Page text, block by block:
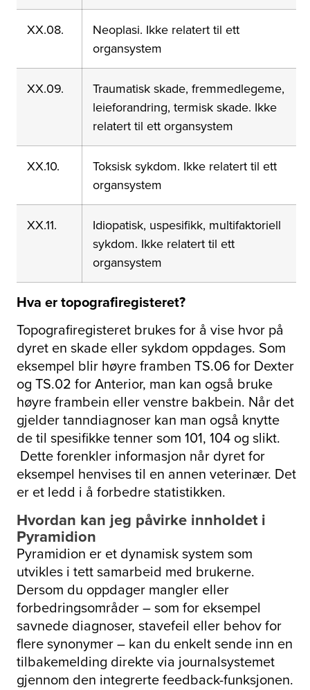
XX.08.
Neoplasi. Ikke relatert til ett
organsystem
XX.09.
Traumatisk skade, fremmedlegeme,
leieforandring, termisk skade. Ikke
relatert til ett organsystem
XX.10.
Toksisk sykdom. Ikke relatert til ett
organsystem
XX.11.
Idiopatisk, uspesifikk, multifaktoriell
sykdom. Ikke relatert til ett
organsystem
Hva er topografiregisteret?
Topografiregisteret brukes for å vise hvor på
dyret en skade eller sykdom oppdages. Som
eksempel blir høyre framben TS.06 for Dexter
og TS.02 for Anterior, man kan også bruke
høyre frambein eller venstre bakbein. Når det
gjelder tanndiagnoser kan man også knytte
de til spesifikke tenner som 101, 104 og slikt.
Dette forenkler informasjon når dyret for
eksempel henvises til en annen veterinær. Det
er et ledd i å forbedre statistikken.
Hvordan kan jeg påvirke innholdet i
Pyramidion
Pyramidion er et dynamisk system som
utvikles i tett samarbeid med brukerne.
Dersom du oppdager mangler eller
forbedringsområder – som for eksempel
savnede diagnoser, stavefeil eller behov for
flere synonymer – kan du enkelt sende inn en
tilbakemelding direkte via journalsystemet
gjennom den integrerte feedback-funksjonen.